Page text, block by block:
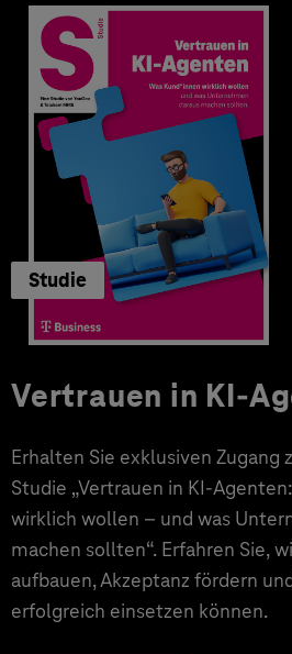
Studie
Vertrauen in KI-
Erhalten Sie exklusiven Zugang
Studie „Vertrauen in KI-
wirklich wollen – und was
machen sollten“. Erfahren Sie,
aufbauen, Akzeptanz fördern
erfolgreich einsetzen können.